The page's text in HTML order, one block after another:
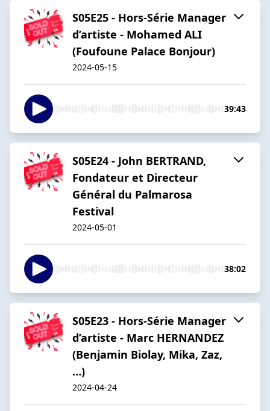
S05E25 - Hors-Série Manager
d’artiste - Mohamed ALI
(Foufoune Palace Bonjour)
2024-05-15
39:43
S05E24 - John BERTRAND,
Fondateur et Directeur
Général du Palmarosa
Festival
2024-05-01
38:02
S05E23 - Hors-Série Manager
d’artiste - Marc HERNANDEZ
(Benjamin Biolay, Mika, Zaz,
…)
2024-04-24